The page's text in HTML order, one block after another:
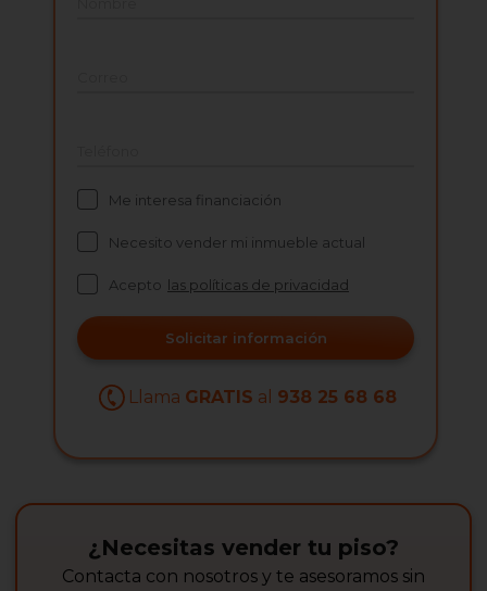
Me interesa financiación
Necesito vender mi inmueble actual
Acepto las políticas de privacidad
Solicitar información
Llama GRATIS al 938 25 68 68
¿Necesitas vender tu piso?
Contacta con nosotros y te asesoramos sin